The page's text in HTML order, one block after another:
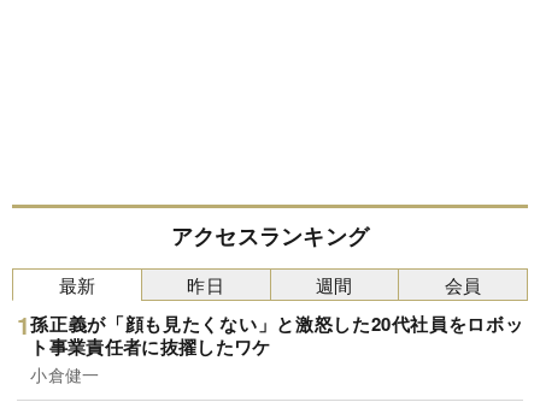
アクセスランキング
最新
孫正義が「顔も見たくない」と激怒した20代社員をロボッ
ト事業責任者に抜擢したワケ
小倉健一
昨日 週間 会員